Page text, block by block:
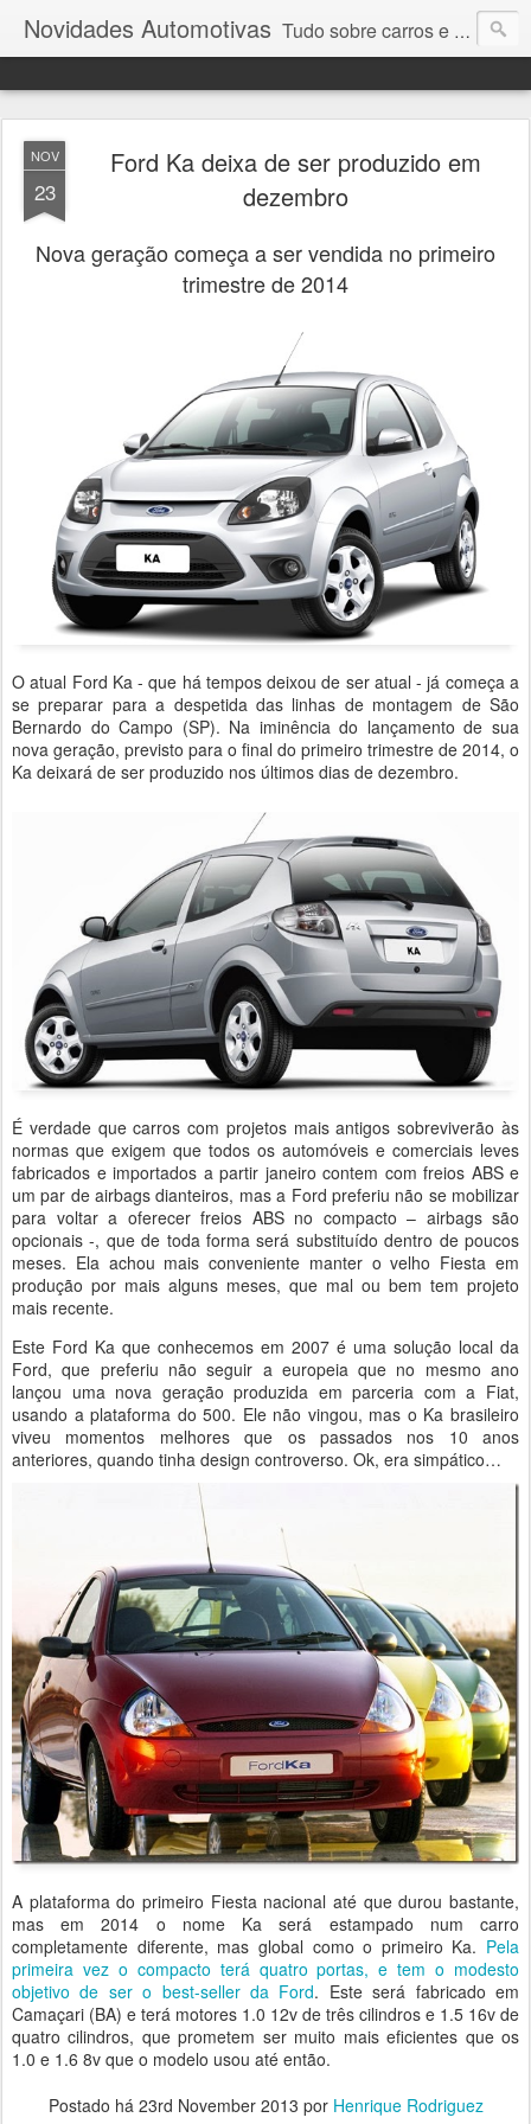
Novidades Automotivas Tudo sobre carros e motores
NOV
23
Ford Ka deixa de ser produzido em
dezembro
Nova geração começa a ser vendida no primeiro
trimestre de 2014
O atual Ford Ka - que há tempos deixou de ser atual - já começa a
se preparar para a despetida das linhas de montagem de São
Bernardo do Campo (SP). Na iminência do lançamento de sua
nova geração, previsto para o final do primeiro trimestre de 2014, o
Ka deixará de ser produzido nos últimos dias de dezembro.
É verdade que carros com projetos mais antigos sobreviverão às
normas que exigem que todos os automóveis e comerciais leves
fabricados e importados a partir janeiro contem com freios ABS e
um par de airbags dianteiros, mas a Ford preferiu não se mobilizar
para voltar a oferecer freios ABS no compacto – airbags são
opcionais -, que de toda forma será substituído dentro de poucos
meses. Ela achou mais conveniente manter o velho Fiesta em
produção por mais alguns meses, que mal ou bem tem projeto
mais recente.
Este Ford Ka que conhecemos em 2007 é uma solução local da
Ford, que preferiu não seguir a europeia que no mesmo ano
lançou uma nova geração produzida em parceria com a Fiat,
usando a plataforma do 500. Ele não vingou, mas o Ka brasileiro
viveu momentos melhores que os passados nos 10 anos
anteriores, quando tinha design controverso. Ok, era simpático…
A plataforma do primeiro Fiesta nacional até que durou bastante,
mas em 2014 o nome Ka será estampado num carro
completamente diferente, mas global como o primeiro Ka. Pela
primeira vez o compacto terá quatro portas, e tem o modesto
objetivo de ser o best-seller da Ford. Este será fabricado em
Camaçari (BA) e terá motores 1.0 12v de três cilindros e 1.5 16v de
quatro cilindros, que prometem ser muito mais eficientes que os
1.0 e 1.6 8v que o modelo usou até então.
Postado há 23rd November 2013 por Henrique Rodriguez